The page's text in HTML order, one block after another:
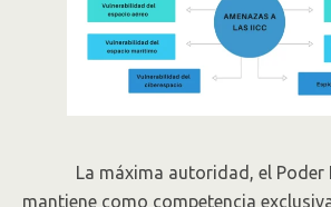
La máxima autoridad, el Poder
mantiene como competencia